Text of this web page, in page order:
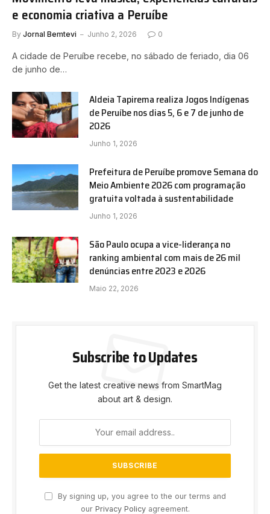
e economia criativa a Peruíbe
By Jornal Bemtevi Junho 2, 2026 0
A cidade de Peruíbe recebe, no sábado de feriado, dia 06
de junho de…
Aldeia Tapirema realiza Jogos Indígenas
de Peruíbe nos dias 5, 6 e 7 de junho de
2026
Junho 1, 2026
Prefeitura de Peruíbe promove Semana do
Meio Ambiente 2026 com programação
gratuita voltada à sustentabilidade
Junho 1, 2026
São Paulo ocupa a vice-liderança no
ranking ambiental com mais de 26 mil
denúncias entre 2023 e 2026
Maio 22, 2026
Subscribe to Updates
Get the latest creative news from SmartMag
about art & design.
By signing up, you agree to the our terms and
our Privacy Policyagreement.